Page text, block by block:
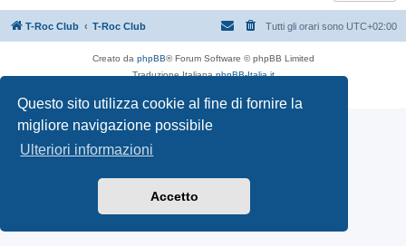
Questo sito utilizza cookie al fine di fornire la
migliore navigazione possibile
Ulteriori informazioni
Accetto
T-Roc Club T-Roc Club Tutti gli orari sono UTC+02:00
Creato da phpBB® Forum Software © phpBB Limited
Traduzione ItalianaphpBB-Italia.it